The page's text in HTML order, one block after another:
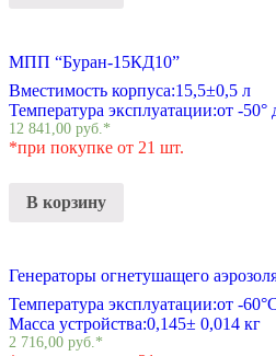
МПП “Буран-15КД10”
Вместимость корпуса:15,5±0,5 л
Температура эксплуатации:от -50°
12 841,00 руб.*
*при покупке от 21 шт.
В корзину
Генераторы огнетушащего
Температура эксплуатации:от -
Масса устройства:0,145± 0,014 кг
2 716,00 руб. *